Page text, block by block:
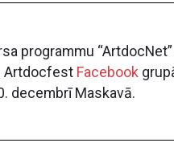
programmu
Artdocfest Facebook
decembrī Maskavā.